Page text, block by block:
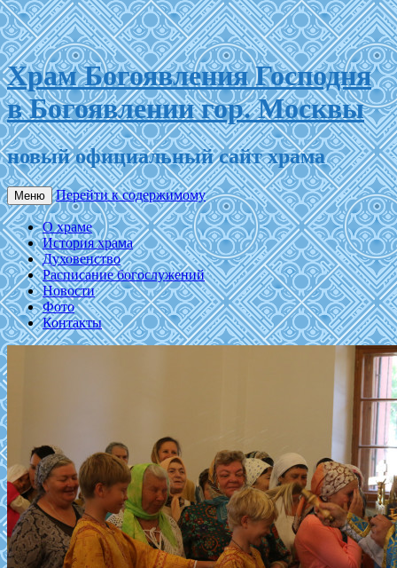
Храм Богоявления Господня
в Богоявлении гор. Москвы
новый официальный сайт храма
Меню Перейти к содержимому
О храме
История храма
Духовенство
Расписание богослужений
Новости
Фото
Контакты